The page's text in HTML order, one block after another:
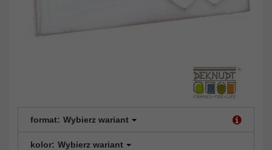
format: Wybierz wariant
kolor: Wybierz wariant